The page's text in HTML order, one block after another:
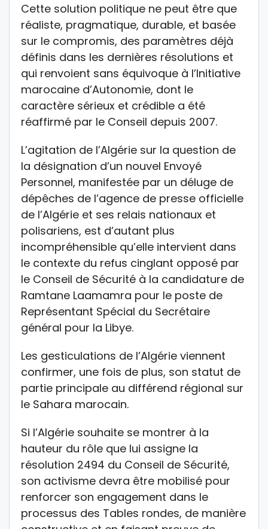
Cette solution politique ne peut être que
réaliste, pragmatique, durable, et basée
sur le compromis, des paramètres déjà
définis dans les dernières résolutions et
qui renvoient sans équivoque à l’Initiative
marocaine d’Autonomie, dont le
caractère sérieux et crédible a été
réaffirmé par le Conseil depuis 2007.
L’agitation de l’Algérie sur la question de
la désignation d’un nouvel Envoyé
Personnel, manifestée par un déluge de
dépêches de l’agence de presse officielle
de l’Algérie et ses relais nationaux et
polisariens, est d’autant plus
incompréhensible qu’elle intervient dans
le contexte du refus cinglant opposé par
le Conseil de Sécurité à la candidature de
Ramtane Laamamra pour le poste de
Représentant Spécial du Secrétaire
général pour la Libye.
Les gesticulations de l’Algérie viennent
confirmer, une fois de plus, son statut de
partie principale au différend régional sur
le Sahara marocain.
Si l’Algérie souhaite se montrer à la
hauteur du rôle que lui assigne la
résolution 2494 du Conseil de Sécurité,
son activisme devra être mobilisé pour
renforcer son engagement dans le
processus des Tables rondes, de manière